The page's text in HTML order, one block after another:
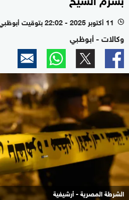
l 11 أكتوبر 2025 - 22:02 بتوقيت أبوظبي
وكالات - أبوظبي
الشرطة المصرية - أرشيفية